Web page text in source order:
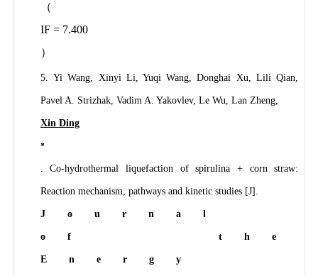
（
IF = 7.400
）
5. Yi Wang, Xinyi Li, Yuqi Wang, Donghai Xu, Lili Qian,
Pavel A. Strizhak, Vadim A. Yakovlev, Le Wu, Lan Zheng,
Xin Ding
*
. Co-hydrothermal liquefaction of spirulina + corn straw:
Reaction mechanism, pathways and kinetic studies [J].
Journal
of the
Energy